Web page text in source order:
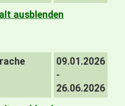
ausblenden
09.01.2026
-
26.06.2026